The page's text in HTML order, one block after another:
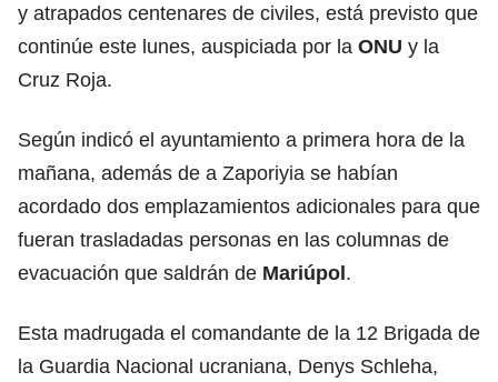
y atrapados centenares de civiles, está previsto que
continúe este lunes, auspiciada por la ONU y la
Cruz Roja.
Según indicó el ayuntamiento a primera hora de la
mañana, además de a Zaporiyia se habían
acordado dos emplazamientos adicionales para que
fueran trasladadas personas en las columnas de
evacuación que saldrán de Mariúpol.
Esta madrugada el comandante de la 12 Brigada de
la Guardia Nacional ucraniana, Denys Schleha,